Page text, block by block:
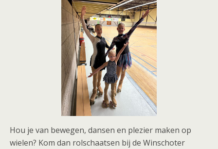
Hou je van bewegen, dansen en plezier maken op
wielen? Kom dan rolschaatsen bij de Winschoter